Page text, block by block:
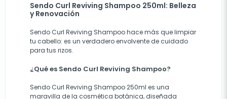
Sendo Curl Reviving Shampoo 250ml: Belleza
y Renovación
Sendo Curl Reviving Shampoo hace más que limpiar
tu cabello: es un verdadero envolvente de cuidado
para tus rizos.
¿Qué es Sendo Curl Reviving Shampoo?
Sendo Curl Reviving Shampoo 250ml es una
maravilla de la cosmética botánica, diseñada